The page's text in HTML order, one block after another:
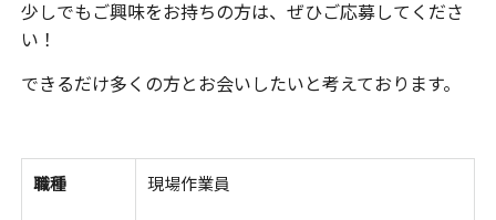
少しでもご興味をお持ちの方は、ぜひご応募してくださ
い！
できるだけ多くの方とお会いしたいと考えております。
職種 現場作業員